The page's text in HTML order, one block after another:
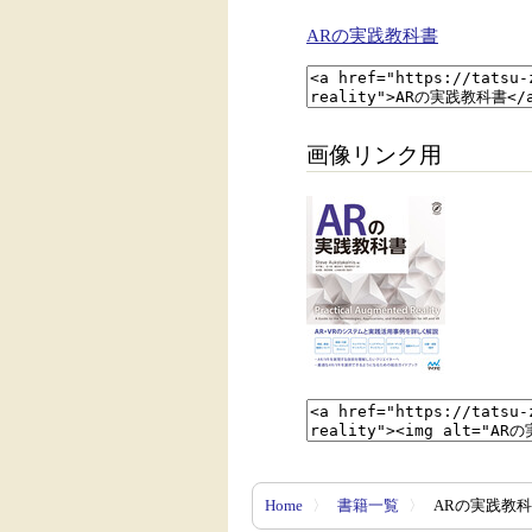
ARの実践教科書
画像リンク用
Home 〉 書籍一覧 〉 ARの実践教